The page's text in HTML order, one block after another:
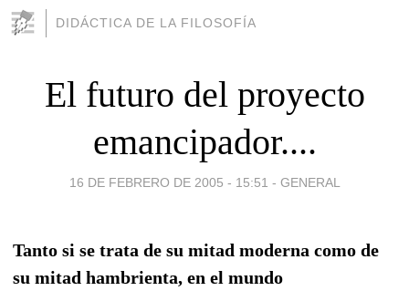
DIDÁCTICA DE LA FILOSOFÍA
El futuro del proyecto
emancipador....
16 DE FEBRERO DE 2005 - 15:51 - GENERAL
Tanto si se trata de su mitad moderna como de
su mitad hambrienta, en el mundo